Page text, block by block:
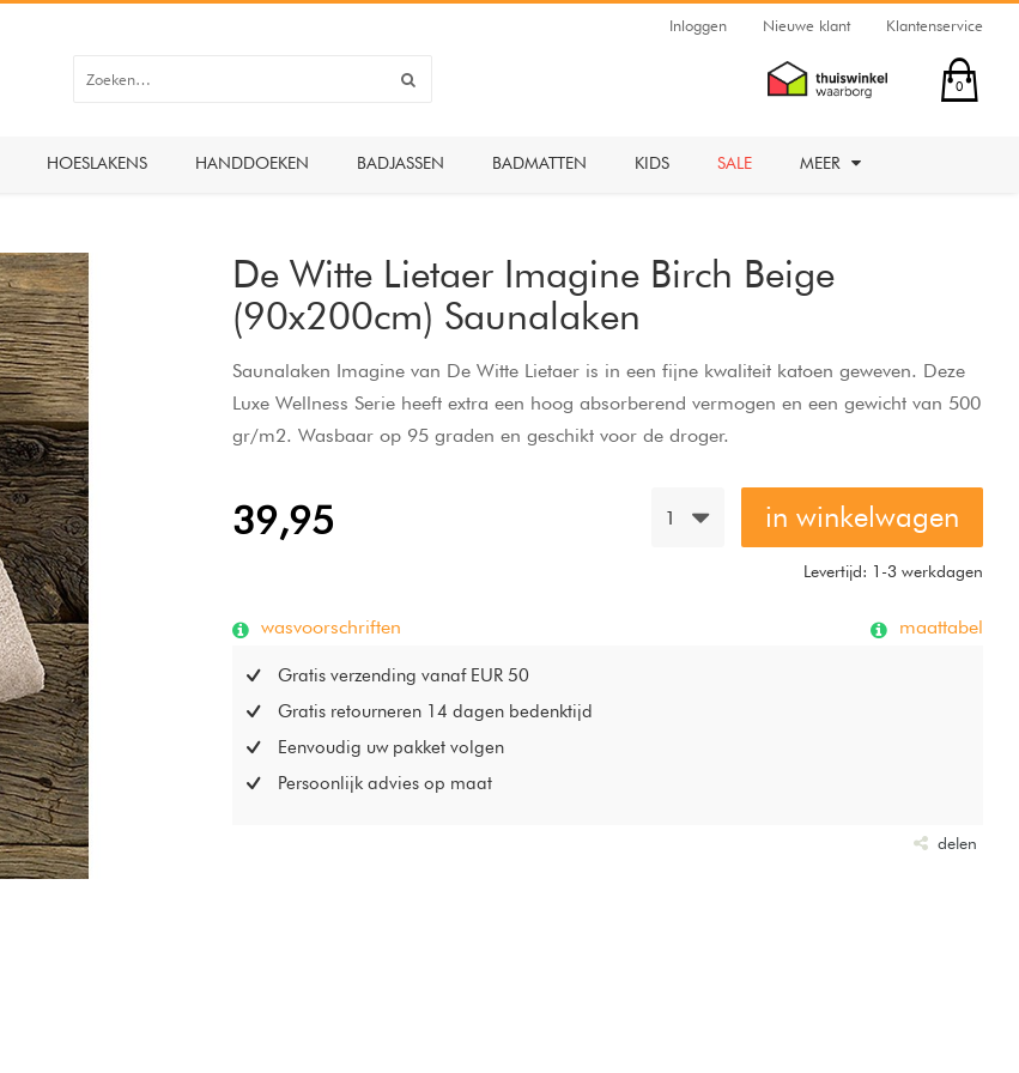
Inloggen Nieuwe klant Klantenservice
0
HOESLAKENS HANDDOEKEN BADJASSEN BADMATTEN KIDS SALE MEER
De Witte Lietaer Imagine Birch Beige
(90x200cm) Saunalaken
Saunalaken Imagine van De Witte Lietaer is in een fijne kwaliteit katoen geweven. Deze
Luxe Wellness Serie heeft extra een hoog absorberend vermogen en een gewicht van 500
gr/m2. Wasbaar op 95 graden en geschikt voor de droger.
39,95 1 in winkelwagen
Levertijd: 1-3 werkdagen
wasvoorschriften maattabel
Gratis verzending vanaf EUR 50
Gratis retourneren 14 dagen bedenktijd
Eenvoudig uw pakket volgen
Persoonlijk advies op maat
delen